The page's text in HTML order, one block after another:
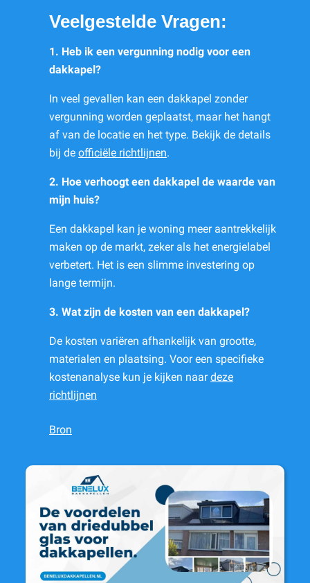
Veelgestelde Vragen:
1. Heb ik een vergunning nodig voor een
dakkapel?
In veel gevallen kan een dakkapel zonder
vergunning worden geplaatst, maar het hangt
af van de locatie en het type. Bekijk de details
bij de officiële richtlijnen.
2. Hoe verhoogt een dakkapel de waarde van
mijn huis?
Een dakkapel kan je woning meer aantrekkelijk
maken op de markt, zeker als het energielabel
verbetert. Het is een slimme investering op
lange termijn.
3. Wat zijn de kosten van een dakkapel?
De kosten variëren afhankelijk van grootte,
materialen en plaatsing. Voor een specifieke
kostenanalyse kun je kijken naardeze
richtlijnen
Bron